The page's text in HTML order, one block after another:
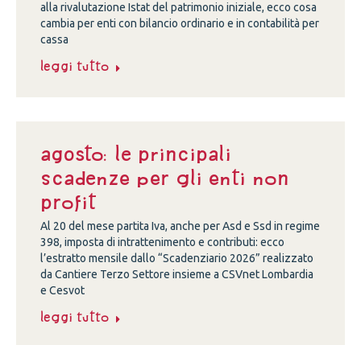
alla rivalutazione Istat del patrimonio iniziale, ecco cosa
cambia per enti con bilancio ordinario e in contabilità per
cassa
Leggi tutto
Agosto: le principali
scadenze per gli enti non
profit
Al 20 del mese partita Iva, anche per Asd e Ssd in regime
398, imposta di intrattenimento e contributi: ecco
l’estratto mensile dallo “Scadenziario 2026” realizzato
da Cantiere Terzo Settore insieme a CSVnet Lombardia
e Cesvot
Leggi tutto